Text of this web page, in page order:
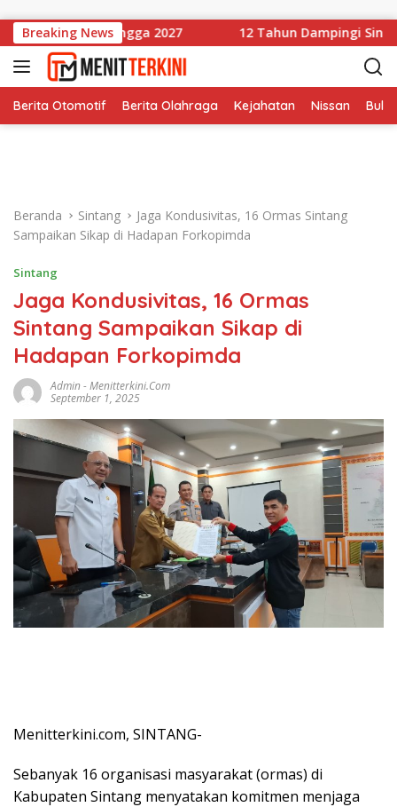
Breaking News
Aman hingga 2027 12 Tahun Dampingi Sintang,
Berita Otomotif Berita Olahraga Kejahatan Nissan
Beranda Sintang
Jaga Kondusivitas, 16 Ormas Sintang
Sampaikan Sikap di Hadapan Forkopimda
Sintang
Jaga Kondusivitas, 16 Ormas
Sintang Sampaikan Sikap di
Hadapan Forkopimda
Admin-Menitterkini.com
September 1, 2025
Menitterkini.com, SINTANG-
Sebanyak 16 organisasi masyarakat (ormas) di
Kabupaten Sintang menyatakan komitmen menjaga